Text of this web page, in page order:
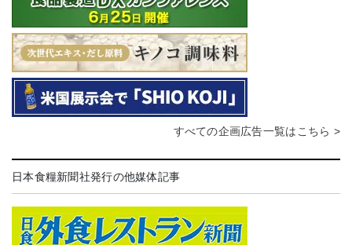
すべての企画広告一覧はこちら >
日本食糧新聞社発行の他媒体記事